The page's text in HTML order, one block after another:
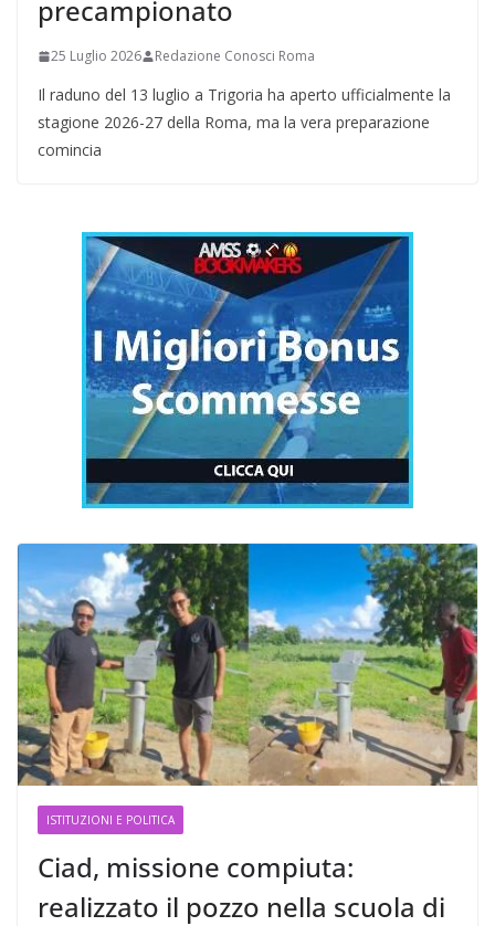
precampionato
25 Luglio 2026 Redazione Conosci Roma
Il raduno del 13 luglio a Trigoria ha aperto ufficialmente la
stagione 2026-27 della Roma, ma la vera preparazione
comincia
ISTITUZIONI E POLITICA
Ciad, missione compiuta:
realizzato il pozzo nella scuola di